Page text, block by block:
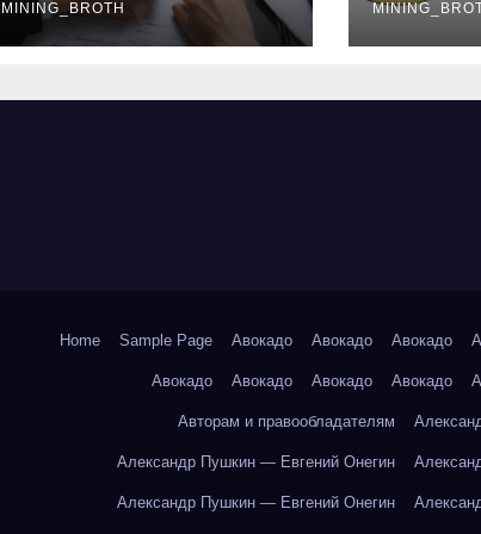
ставки и
требования к
MINING_BROTH
Home Sample Page Авокадо Авокадо Авокадо
Авокадо Авокадо Авокадо Авокадо
Авторам и правообладателям
Александр Пушкин — Евгений Онегин
Александр Пушкин — Евгений Онегин